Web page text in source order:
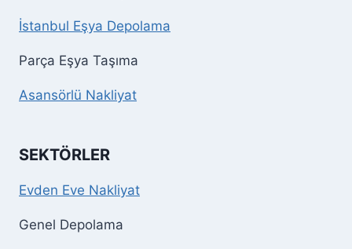
İstanbul Eşya Depolama
Parça Eşya Taşıma
Asansörlü Nakliyat
SEKTÖRLER
Evden Eve Nakliyat
Genel Depolama